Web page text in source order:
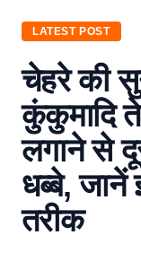
Navjagran
LATEST POST
चेहरे की
कुंकुमादि
लगाने से
धब्बे, जानें
तरीक